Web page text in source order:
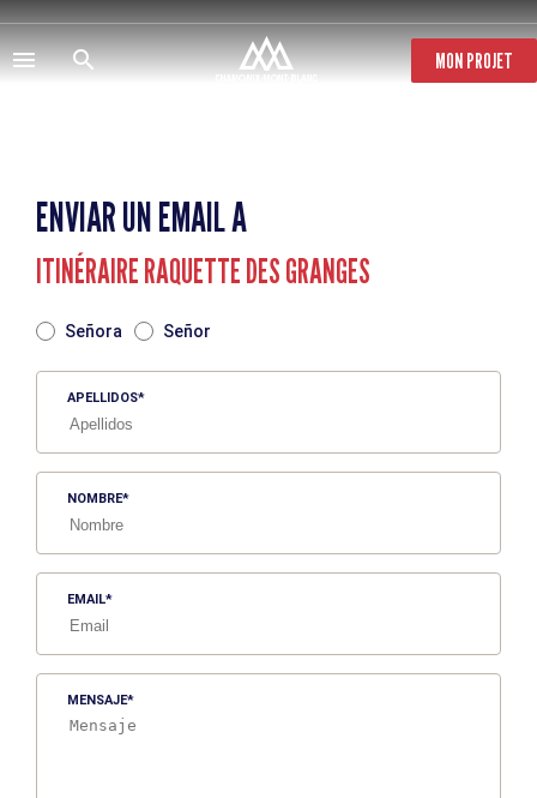
Pasar
al
contenido
principal
MON PROJET
ENVIAR UN EMAIL A
ITINÉRAIRE RAQUETTE DES GRANGES
Señora Señor
APELLIDOS
NOMBRE
EMAIL
MENSAJE